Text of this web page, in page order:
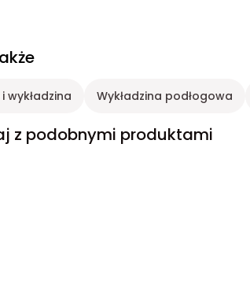
wykładzina Wykładzina podłogowa
z podobnymi produktami